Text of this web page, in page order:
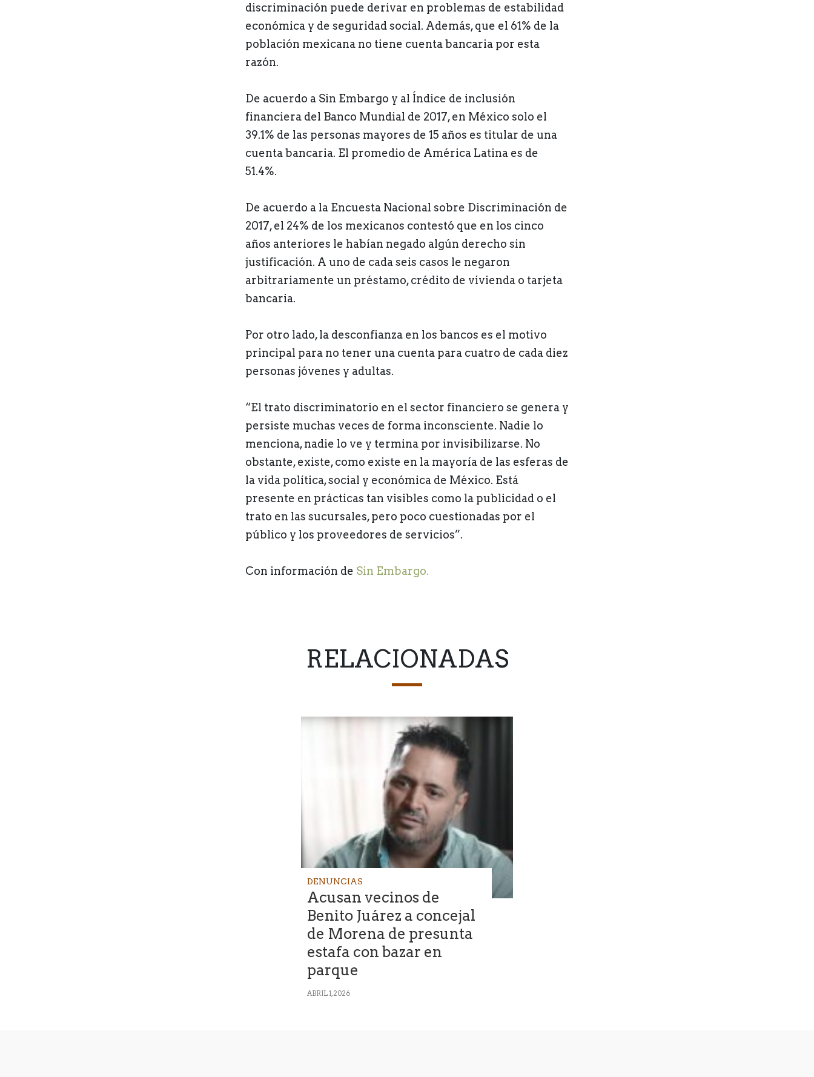
discriminación puede derivar en problemas de estabilidad
económica y de seguridad social. Además, que el 61% de la
población mexicana no tiene cuenta bancaria por esta
razón.
De acuerdo a Sin Embargo y al Índice de inclusión
financiera del Banco Mundial de 2017, en México solo el
39.1% de las personas mayores de 15 años es titular de una
cuenta bancaria. El promedio de América Latinaes de
51.4%.
De acuerdo a la Encuesta Nacional sobre Discriminación de
2017, el 24% de los mexicanos contestó que en los cinco
años anteriores le habían negado algún derecho sin
justificación. A uno de cada seis casos le negaron
arbitrariamente un préstamo, crédito de vivienda o tarjeta
bancaria.
Por otro lado, la desconfianza en los bancos es el motivo
principal para no tener una cuenta para cuatro de cada diez
personas jóvenes y adultas.
“El trato discriminatorio en el sector financiero se genera y
persiste muchas veces de forma inconsciente. Nadie lo
menciona, nadie lo ve y termina por invisibilizarse. No
obstante, existe, como existe en la mayoría de las esferas de
la vida política, social y económica de México. Está
presente en prácticas tan visibles como la publicidad o el
trato en las sucursales, pero poco cuestionadas por el
público y los proveedores de servicios”.
Con información de Sin Embargo.
RELACIONADAS
DENUNCIAS
Acusan vecinos de
Benito Juárez a concejal
de Morena de presunta
estafa con bazar en
parque
ABRIL 1, 2026